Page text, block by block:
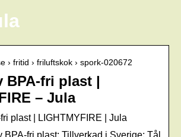
› fritid › friluftskok › spork-020672
BPA-fri plast |
– Jula
plast | LIGHTMYFIRE | Jula
BPA-fri plast; Tillverkad i Sverige; Tål